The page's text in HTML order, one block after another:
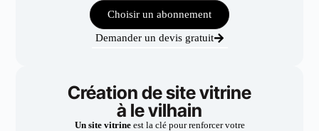
Choisir un abonnement
Demander un devis gratuit
Création de site vitrine
à le vilhain
Un site vitrineest la clé pour renforcer votre